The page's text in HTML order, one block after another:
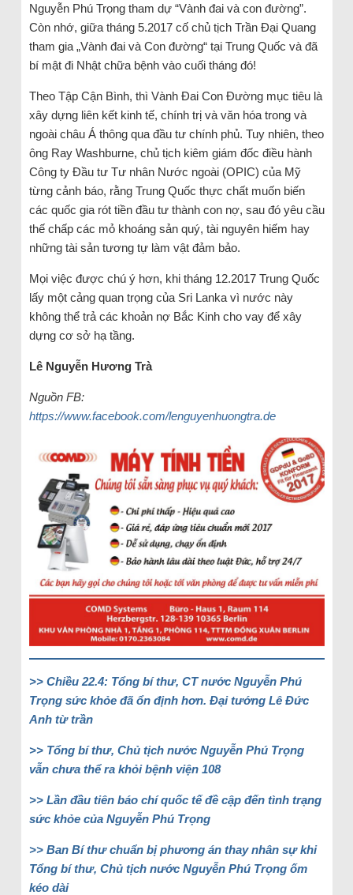
Nguyễn Phú Trọng tham dự “Vành đai và con đường”.
Còn nhớ, giữa tháng 5.2017 cố chủ tịch Trần Đại Quang
tham gia „Vành đai và Con đường“ tại Trung Quốc và đã
bí mật đi Nhật chữa bệnh vào cuối tháng đó!
Theo Tập Cận Bình, thì Vành Đai Con Đường mục tiêu là
xây dựng liên kết kinh tế, chính trị và văn hóa trong và
ngoài châu Á thông qua đầu tư chính phủ. Tuy nhiên, theo
ông Ray Washburne, chủ tịch kiêm giám đốc điều hành
Công ty Đầu tư Tư nhân Nước ngoài (OPIC) của Mỹ
từng cảnh báo, rằng Trung Quốc thực chất muốn biến
các quốc gia rót tiền đầu tư thành con nợ, sau đó yêu cầu
thế chấp các mỏ khoáng sản quý, tài nguyên hiếm hay
những tài sản tương tự làm vật đảm bảo.
Mọi việc được chú ý hơn, khi tháng 12.2017 Trung Quốc
lấy một cảng quan trọng của Sri Lanka vì nước này
không thể trả các khoản nợ Bắc Kinh cho vay để xây
dựng cơ sở hạ tầng.
Lê Nguyễn Hương Trà
Nguồn FB:
https://www.facebook.com/lenguyenhuongtra.de
>> Chiều 22.4: Tổng bí thư, CT nước Nguyễn Phú
Trọng sức khỏe đã ổn định hơn. Đại tướng Lê Đức
Anh từ trần
>> Tổng bí thư, Chủ tịch nước Nguyễn Phú Trọng
vẫn chưa thể ra khỏi bệnh viện 108
>> Lần đầu tiên báo chí quốc tế đề cập đến tình trạng
sức khỏe của Nguyễn Phú Trọng
>> Ban Bí thư chuẩn bị phương án thay nhân sự khi
Tổng bí thư, Chủ tịch nước Nguyễn Phú Trọng ốm
kéo dài